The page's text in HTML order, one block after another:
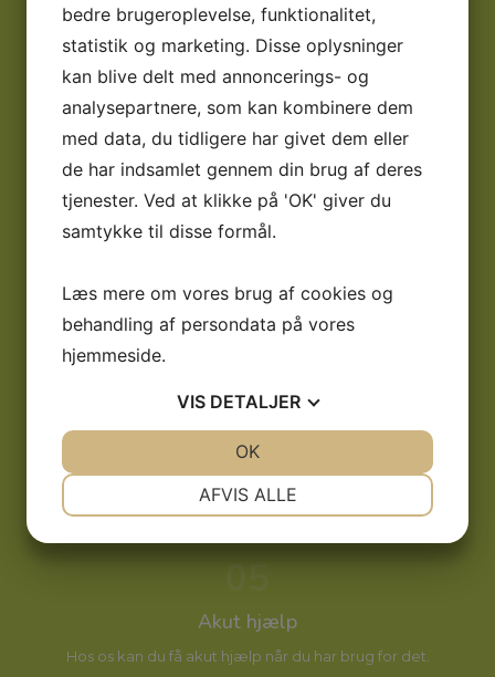
02
Vi forstår dig
Som patient hos os vil vi altid kunne forstå din situation
03
Hos os har vi kompetente og erfarende tandlæger.
04
Det handler om tillid
Hos os skal du føle dig tryg og godt informeret hele
vejen.
05
Akut hjælp
Hos os kan du få akut hjælp når du har brug for det.
bedre brugeroplevelse, funktionalitet,
statistik og marketing. Disse oplysninger
kan blive delt med annoncerings- og
analysepartnere, som kan kombinere dem
med data, du tidligere har givet dem eller
de har indsamlet gennem din brug af deres
tjenester. Ved at klikke på 'OK' giver du
samtykke til disse formål.
Læs mere om vores brug af cookies og
behandling af persondata på vores
hjemmeside.
VIS DETALJER
AFVIS ALLE
OK